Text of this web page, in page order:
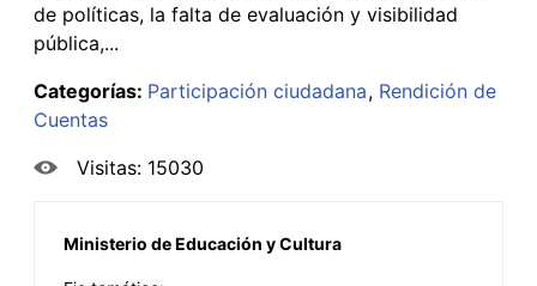
de políticas, la falta de evaluación y visibilidad
pública,...
Categorías: Participación ciudadana Rendición de
Cuentas
Visitas: 15030
Ministerio de Educación y Cultura